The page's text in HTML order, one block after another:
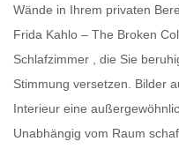
Wände in Ihrem privaten
Frida Kahlo – The Broken
Schlafzimmer , die Sie
Stimmung versetzen. Bilder
Interieur eine
Unabhängig vom Raum